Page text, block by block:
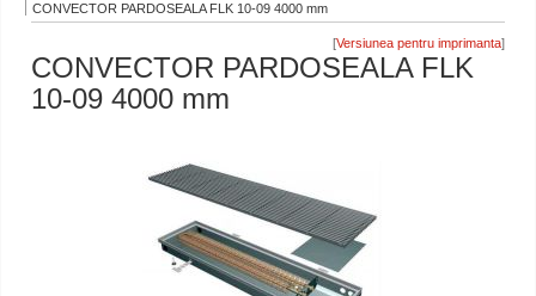
CONVECTOR PARDOSEALA FLK 10-09 4000 mm
[ ]
CONVECTOR PARDOSEALA FLK
10-09 4000 mm